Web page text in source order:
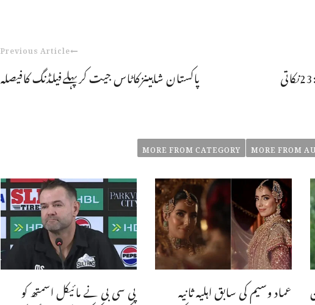
Previous Article
پاکستان شاہینزکاٹاس جیت کرپہلےفیلڈنگ کافیصلہ
قومی اسمبلی کااجلاس آج طلب:23نکاتی
MORE FROM
MORE FROM CATEGORY
پی سی بی نے مائیکل اسمتھ کو
عماد وسیم کی سابق اہلیہ ثانیہ